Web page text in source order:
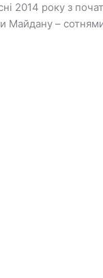
2014 року з
Майдану –